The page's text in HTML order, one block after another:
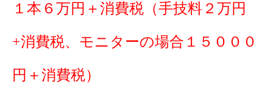
１本６万円＋消費税（手技料２万円
+消費税、モニターの場合１５０００
円＋消費税）